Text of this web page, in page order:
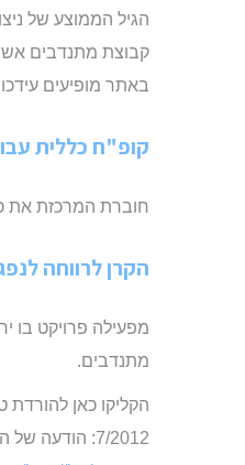
הגיל הממוצע של ניצולי השואה בישראל
קבוצת מתנדבים
באתר מופיעים
קופ"ח כללית
חוברת המרכזת את
הקרן לרווחה
מפעילה פרויקט בו
מתנדבים.
הקליקו כאן
7/2012: הודעה של הקרן לרווחה לנפגעי השואה בישראל